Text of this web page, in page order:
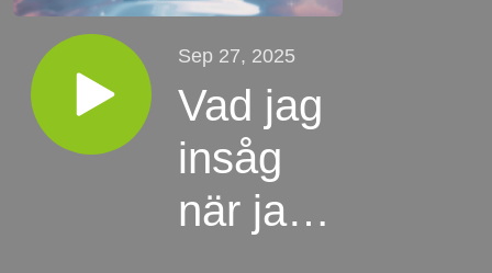
Sep 27, 2025
Vad jag
insåg
när jag